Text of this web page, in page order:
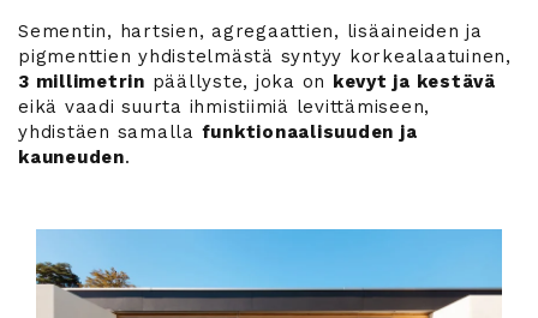
Sementin, hartsien, agregaattien, lisäaineiden ja
pigmenttien yhdistelmästä syntyy korkealaatuinen,
3 millimetrin päällyste, joka on
kevyt ja kestävä
eikä vaadi suurta ihmistiimiä levittämiseen,
yhdistäen samalla funktionaalisuuden ja
kauneuden.